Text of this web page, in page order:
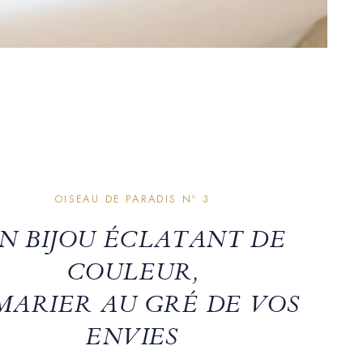
OISEAU DE PARADIS Nº 3
BIJOU ÉCLATANT DE
COULEUR,
AU GRÉ DE VOS
ENVIES